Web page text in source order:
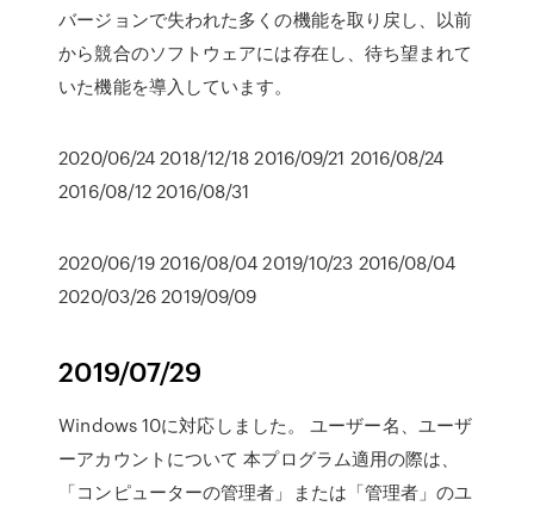
バージョンで失われた多くの機能を取り戻し、以前
から競合のソフトウェアには存在し、待ち望まれて
いた機能を導入しています。
2020/06/24 2018/12/18 2016/09/21 2016/08/24
2016/08/12 2016/08/31
2020/06/19 2016/08/04 2019/10/23 2016/08/04
2020/03/26 2019/09/09
2019/07/29
Windows 10に対応しました。 ユーザー名、ユーザ
ーアカウントについて 本プログラム適用の際は、
「コンピューターの管理者」または「管理者」のユ